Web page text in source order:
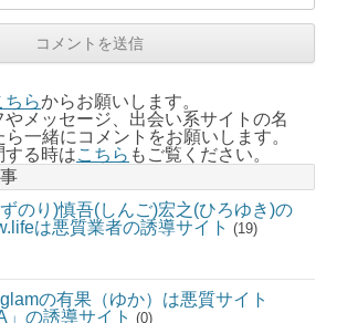
ちらからお願いします。
メッセージ、出会い系サイトの名
一緒にコメントをお願いします。
る時はこちら もご覧ください。
のり)慎吾(しんご)宏之(ひろゆき)の
は悪質業者の誘導サイト (19)
の有果（ゆか）は悪質サイト
」の誘導サイト (0)